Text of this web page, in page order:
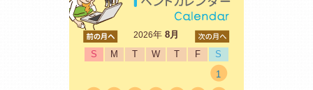
2026年8月
S
M T W T F
S
1